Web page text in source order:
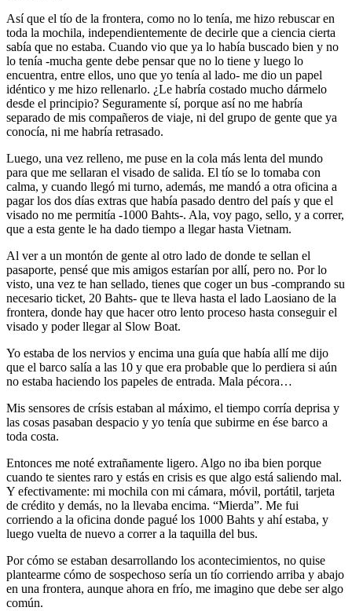
Así que el tío de la frontera, como no lo tenía, me hizo rebuscar en
toda la mochila, independientemente de decirle que a ciencia cierta
sabía que no estaba. Cuando vio que ya lo había buscado bien y no
lo tenía -mucha gente debe pensar que no lo tiene y luego lo
encuentra, entre ellos, uno que yo tenía al lado- me dio un papel
idéntico y me hizo rellenarlo. ¿Le habría costado mucho dármelo
desde el principio? Seguramente sí, porque así no me habría
separado de mis compañeros de viaje, ni del grupo de gente que ya
conocía, ni me habría retrasado.
Luego, una vez relleno, me puse en la cola más lenta del mundo
para que me sellaran el visado de salida. El tío se lo tomaba con
calma, y cuando llegó mi turno, además, me mandó a otra oficina a
pagar los dos días extras que había pasado dentro del país y que el
visado no me permitía -1000 Bahts-. Ala, voy pago, sello, y a correr,
que a esta gente le ha dado tiempo a llegar hasta Vietnam.
Al ver a un montón de gente al otro lado de donde te sellan el
pasaporte, pensé que mis amigos estarían por allí, pero no. Por lo
visto, una vez te han sellado, tienes que coger un bus -comprando su
necesario ticket, 20 Bahts- que te lleva hasta el lado Laosiano de la
frontera, donde hay que hacer otro lento proceso hasta conseguir el
visado y poder llegar al Slow Boat.
Yo estaba de los nervios y encima una guía que había allí me dijo
que el barco salía a las 10 y que era probable que lo perdiera si aún
no estaba haciendo los papeles de entrada. Mala pécora…
Mis sensores de crísis estaban al máximo, el tiempo corría deprisa y
las cosas pasaban despacio y yo tenía que subirme en ése barco a
toda costa.
Entonces me noté extrañamente ligero. Algo no iba bien porque
cuando te sientes raro y estás en crisis es que algo está saliendo mal.
Y efectivamente: mi mochila con mi cámara, móvil, portátil, tarjeta
de crédito y demás, no la llevaba encima. “Mierda”. Me fui
corriendo a la oficina donde pagué los 1000 Bahts y ahí estaba, y
luego vuelta de nuevo a correr a la taquilla del bus.
Por cómo se estaban desarrollando los acontecimientos, no quise
plantearme cómo de sospechoso sería un tío corriendo arriba y abajo
en una frontera, aunque ahora en frío, me imagino que debe ser algo
común.